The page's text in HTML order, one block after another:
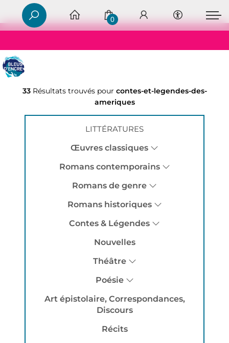
0
33 Résultats trouvés pour contes-et-legendes-des-
ameriques
LITTÉRATURES
Œuvres classiques
Romans contemporains
Romans de genre
Romans historiques
Contes & Légendes
Nouvelles
Théâtre
Poésie
Art épistolaire, Correspondances,
Discours
Récits